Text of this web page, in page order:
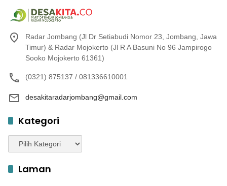
Radar Jombang (Jl Dr Setiabudi Nomor 23, Jombang, Jawa
Timur) & Radar Mojokerto (Jl R A Basuni No 96 Jampirogo
Sooko Mojokerto 61361)
(0321) 875137 / 081336610001
desakitaradarjombang@gmail.com
Kategori
Kategori
Laman